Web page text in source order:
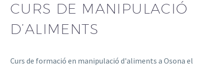
CURS DE MANIPULACIÓ
D’ALIMENTS
Curs de formació en manipulació d'aliments a Osona el